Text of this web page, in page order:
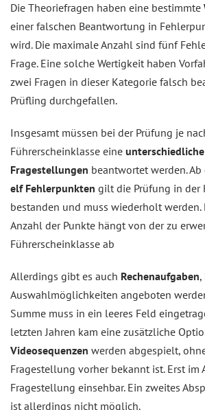
Die Theoriefragen haben eine bestimmte
einer falschen Beantwortung in
wird. Die maximale Anzahl sind fünf
Frage. Eine solche Wertigkeit haben
zwei Fragen in dieser Kategorie falsch
Prüfling durchgefallen.
Insgesamt müssen bei der Prüfung je
Führerscheinklasse eine
Fragestellungen beantwortet werden.
elf Fehlerpunkten gilt die Prüfung in der
bestanden und muss wiederholt werden.
Anzahl der Punkte hängt von der zu
Führerscheinklasse ab
Allerdings gibt es auch Rechenaufgaben
Auswahlmöglichkeiten angeboten
Summe muss in ein leeres Feld
letzten Jahren kam eine zusätzliche
Videosequenzen werden abgespielt,
Fragestellung vorher bekannt ist. Erst im
Fragestellung einsehbar. Ein zweites
ist allerdings nicht möglich.